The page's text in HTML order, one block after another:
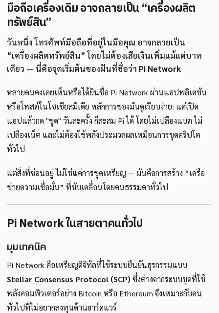
มือถือเครื่องเดิม อาจกลายเป็น “เครื่องผลิต
ทรัพย์สิน”
วันหนึ่ง โทรศัพท์มือถือที่อยู่ในมือคุณ อาจกลายเป็น
“เครื่องผลิตทรัพย์สิน” โดยไม่ต้องเสียเงินเพิ่มแม้แต่บาท
เดียว — นี่คือจุดเริ่มต้นของฝันที่ชื่อว่า Pi Network
หลายคนคงเคยเห็นหรือได้ยินชื่อ Pi Network ผ่านแอปพลิเคชัน
หรือโพสต์ในโซเชียลมีเดีย หลักการของมันดูเรียบง่าย: แค่เปิด
แอปแล้วกด "ขุด" วันละครั้ง ก็สะสม Pi ได้ โดยไม่เปลืองแบต ไม่
เปลืองเน็ต และไม่ต้องใช้พลังประมวลผลเหมือนการขุดคริปโต
ทั่วไป
แต่สิ่งที่ซ่อนอยู่ ไม่ใช่แค่การขุดเหรียญ — มันคือการสร้าง “เครือ
ข่ายความเชื่อมั่น” ที่ขับเคลื่อนโดยคนธรรมดาทั่วไป
Pi Network ในสายตาคนทั่วไป
มุมเทคนิค
Pi Network คือเหรียญดิจิทัลที่ใช้ระบบยืนยันธุรกรรมแบบ
Stellar Consensus Protocol (SCP) ซึ่งต่างจากระบบขุดที่ใช้
พลังคอมพิวเตอร์อย่าง Bitcoin หรือ Ethereum จึงเหมาะกับคน
ทั่วไปที่ไม่อยากลงทุนด้านฮาร์ดแวร์